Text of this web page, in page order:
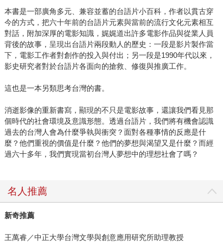
本書是一部廣角多元、兼容並蓄的台語片小百科，作者以貫古穿
今的方式，把六十年前的台語片元素與當前的流行文化元素相互
對話，附加深厚的電影知識，娓娓道出許多電影作品與從業人員
背後的故事，呈現出台語片兩段動人的歷史：一段是影片製作當
下，電影工作者對創作的投入與付出；另一段是1990年代以來，
影史研究者對於台語片各面向的搶救、修復與推廣工作。
這也是一本另類思考台灣的書。
消逝影像的重新書寫，顯現的不只是電影故事，還讓我們看見那
個時代的社會環境及意識形態。透過台語片，我們將有機會認識
過去的台灣人會為什麼爭執與衝突？面對各種事情的反應是什
麼？他們重視的價值是什麼？他們的夢想與渴望又是什麼？而經
過六十多年，我們實現當初台灣人夢想中的理想社會了嗎？
名人推薦
新奇推薦
王萬睿／中正大學台灣文學與創意應用研究所助理教授